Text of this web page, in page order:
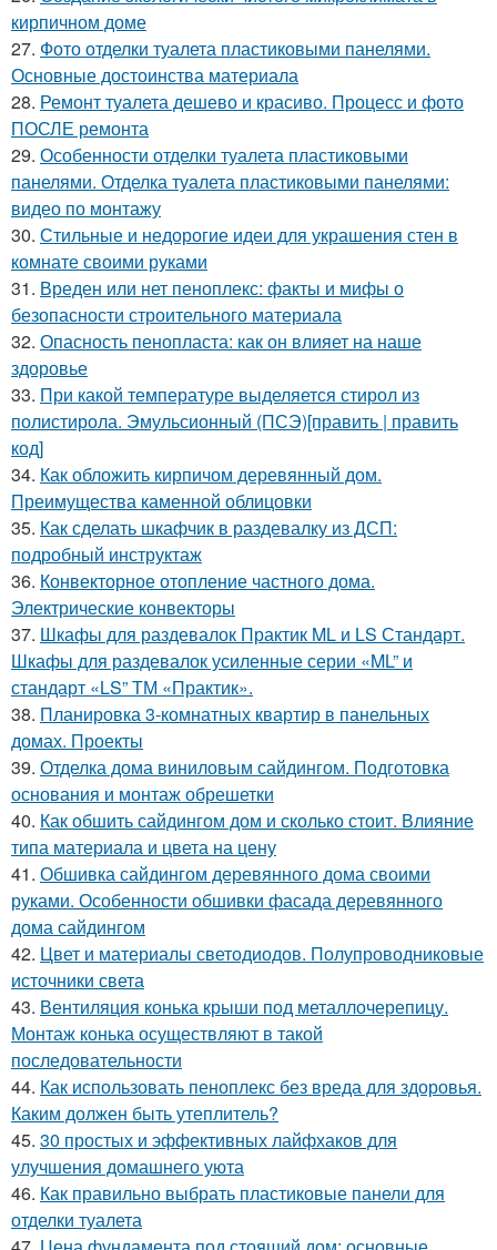
кирпичном доме
27. Фото отделки туалета пластиковыми панелями.
Основные достоинства материала
28. Ремонт туалета дешево и красиво. Процесс и фото
ПОСЛЕ ремонта
29. Особенности отделки туалета пластиковыми
панелями. Отделка туалета пластиковыми панелями:
видео по монтажу
30. Стильные и недорогие идеи для украшения стен в
комнате своими руками
31. Вреден или нет пеноплекс: факты и мифы о
безопасности строительного материала
32. Опасность пенопласта: как он влияет на наше
здоровье
33. При какой температуре выделяется стирол из
полистирола. Эмульсионный (ПСЭ)[править | править
код]
34. Как обложить кирпичом деревянный дом.
Преимущества каменной облицовки
35. Как сделать шкафчик в раздевалку из ДСП:
подробный инструктаж
36. Конвекторное отопление частного дома.
Электрические конвекторы
37. Шкафы для раздевалок Практик ML и LS Стандарт.
Шкафы для раздевалок усиленные серии «ML” и
стандарт «LS” ТМ «Практик».
38. Планировка 3-комнатных квартир в панельных
домах. Проекты
39. Отделка дома виниловым сайдингом. Подготовка
основания и монтаж обрешетки
40. Как обшить сайдингом дом и сколько стоит. Влияние
типа материала и цвета на цену
41. Обшивка сайдингом деревянного дома своими
руками. Особенности обшивки фасада деревянного
дома сайдингом
42. Цвет и материалы светодиодов. Полупроводниковые
источники света
43. Вентиляция конька крыши под металлочерепицу.
Монтаж конька осуществляют в такой
последовательности
44. Как использовать пеноплекс без вреда для здоровья.
Каким должен быть утеплитель?
45. 30 простых и эффективных лайфхаков для
улучшения домашнего уюта
46. Как правильно выбрать пластиковые панели для
отделки туалета